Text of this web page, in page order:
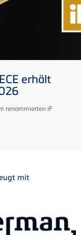
erhält
renommierten iF
mit